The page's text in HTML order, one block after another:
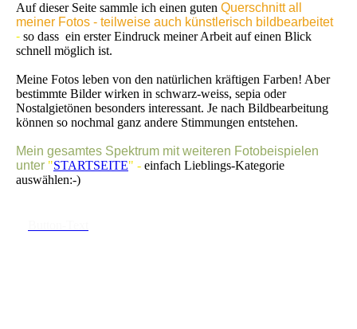
Auf dieser Seite sammle ich einen guten Querschnitt all
meiner Fotos - teilweise auch künstlerisch bildbearbeitet
- so dass ein erster Eindruck meiner Arbeit auf einen Blick
schnell möglich ist.
Meine Fotos leben von den natürlichen kräftigen Farben! Aber
bestimmte Bilder wirken in schwarz-weiss, sepia oder
Nostalgietönen besonders interessant. Je nach Bildbearbeitung
können so nochmal ganz andere Stimmungen entstehen.
Mein gesamtes Spektrum mit weiteren Fotobeispielen
unter "STARTSEITE" - einfach Lieblings-Kategorie
auswählen:-)